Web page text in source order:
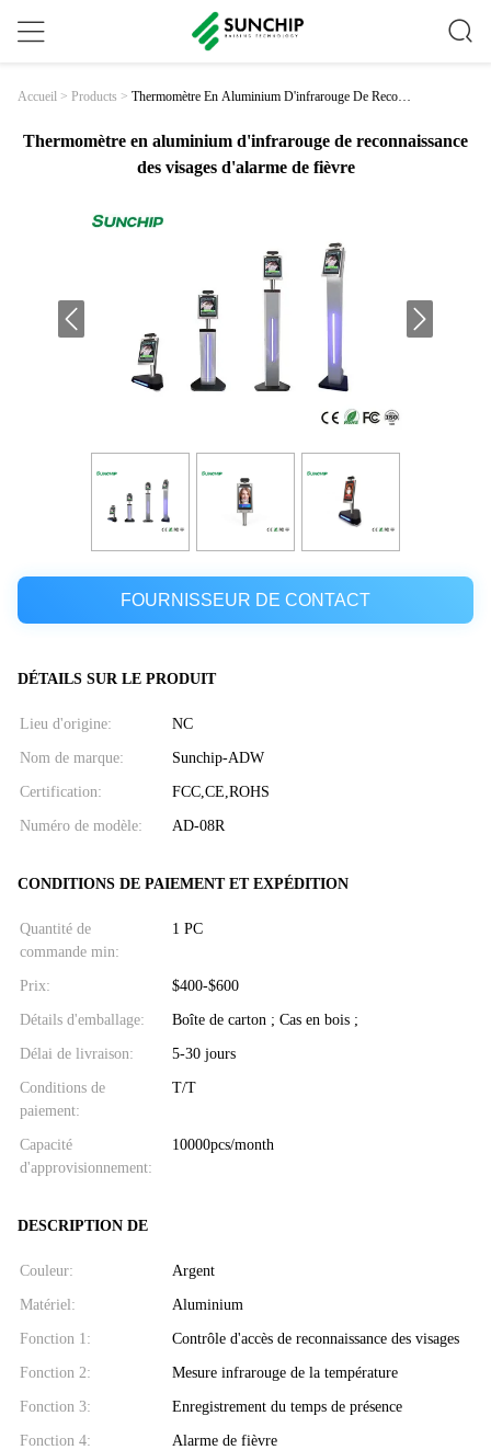
Accueil > Products > Thermomètre En Aluminium D'infrarouge De Reconn
Thermomètre en aluminium d'infrarouge de reconnaissance
des visages d'alarme de fièvre
FOURNISSEUR DE CONTACT
DÉTAILS SUR LE PRODUIT
Lieu d'origine: NC
Nom de marque: Sunchip-ADW
Certification: FCC,CE,ROHS
Numéro de modèle: AD-08R
CONDITIONS DE PAIEMENT ET EXPÉDITION
Quantité de
commande min:
1 PC
Prix: $400-$600
Détails d'emballage: Boîte de carton ; Cas en bois ;
Délai de livraison: 5-30 jours
Conditions de
paiement:
T/T
Capacité
d'approvisionnement:
10000pcs/month
DESCRIPTION DE
Couleur: Argent
Matériel: Aluminium
Fonction 1: Contrôle d'accès de reconnaissance des visages
Fonction 2: Mesure infrarouge de la température
Fonction 3: Enregistrement du temps de présence
Fonction 4: Alarme de fièvre